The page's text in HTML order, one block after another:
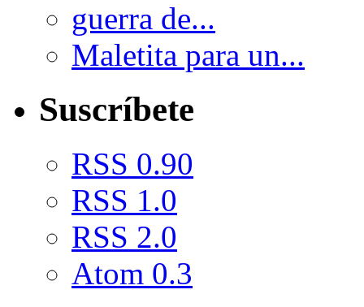
guerra de...
Maletita para un...
Suscríbete
RSS 0.90
RSS 1.0
RSS 2.0
Atom 0.3